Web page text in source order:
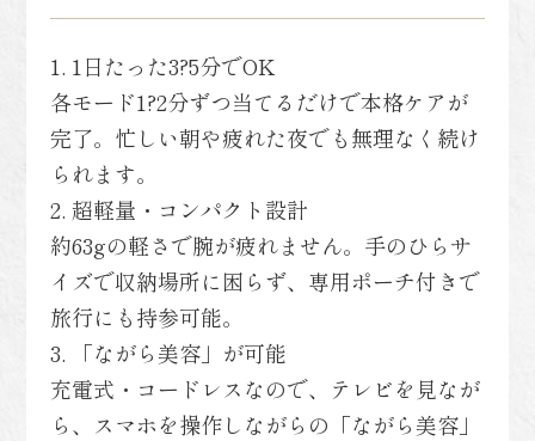
1. 1日たった3?5分でOK
各モード1?2分ずつ当てるだけで本格ケアが
完了。忙しい朝や疲れた夜でも無理なく続け
られます。
2. 超軽量・コンパクト設計
約63gの軽さで腕が疲れません。手のひらサ
イズで収納場所に困らず、専用ポーチ付きで
旅行にも持参可能。
3. 「ながら美容」が可能
充電式・コードレスなので、テレビを見なが
ら、スマホを操作しながらの「ながら美容」